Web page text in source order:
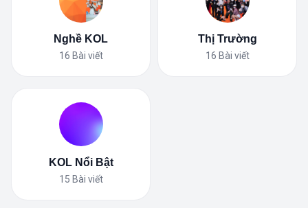
Nghề KOL
16 Bài viết
Thị Trường
16 Bài viết
KOL Nổi Bật
15 Bài viết